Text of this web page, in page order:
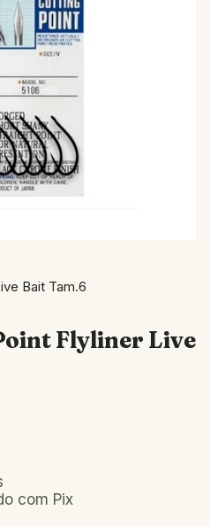
Bait Tam.6
Flyliner Live
com Pix